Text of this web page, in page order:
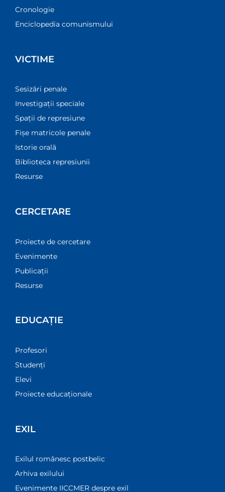
Cronologie
Enciclopedia comunismului
VICTIME
Sesizări penale
Investigații speciale
Spații de represiune
Fișe matricole penale
Istorie orală
Biblioteca represiunii
Resurse
CERCETARE
Proiecte de cercetare
Evenimente
Publicații
Resurse
EDUCAȚIE
Profesori
Studenți
Elevi
Proiecte educaționale
EXIL
Exilul românesc postbelic
Arhiva exilului
Evenimente IICCMER despre exil